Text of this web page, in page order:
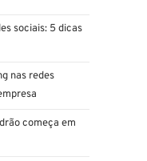
sociais: 5 dicas
nas redes
começa em